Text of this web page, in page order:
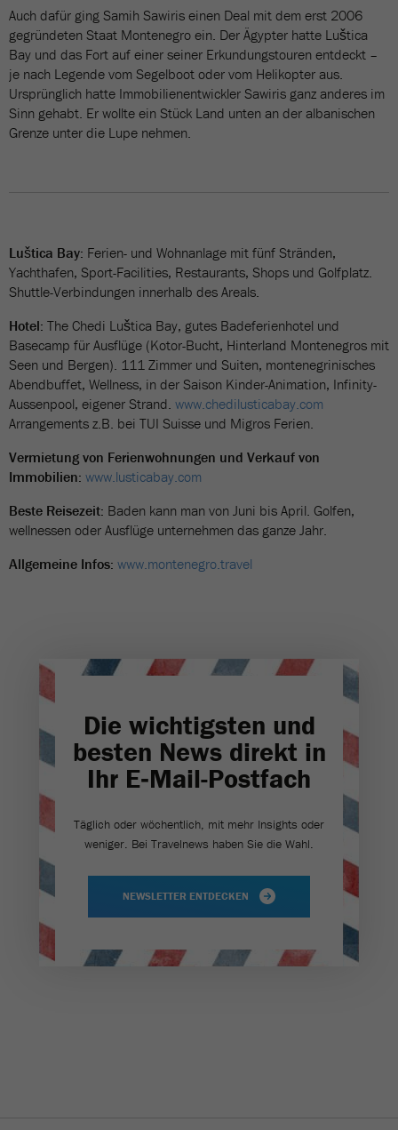
Auch dafür ging Samih Sawiris einen Deal mit dem erst 2006
gegründeten Staat Montenegro ein. Der Ägypter hatte Luštica
Bay und das Fort auf einer seiner Erkundungstouren entdeckt –
je nach Legende vom Segelboot oder vom Helikopter aus.
Ursprünglich hatte Immobilienentwickler Sawiris ganz anderes im
Sinn gehabt. Er wollte ein Stück Land unten an der albanischen
Grenze unter die Lupe nehmen.
Luštica Bay: Ferien- und Wohnanlage mit fünf Stränden,
Yachthafen, Sport-Facilities, Restaurants, Shops und Golfplatz.
Shuttle-Verbindungen innerhalb des Areals.
Hotel: The Chedi Luštica Bay, gutes Badeferienhotel und
Basecamp für Ausflüge (Kotor-Bucht, Hinterland Montenegros mit
Seen und Bergen). 111 Zimmer und Suiten, montenegrinisches
Abendbuffet, Wellness, in der Saison Kinder-Animation, Infinity-
Aussenpool, eigener Strand. www.chedilusticabay.com
Arrangements z.B. bei TUI Suisse und Migros Ferien.
Vermietung von Ferienwohnungen und Verkauf von
Immobilien: www.lusticabay.com
Beste Reisezeit: Baden kann man von Juni bis April. Golfen,
wellnessen oder Ausflüge unternehmen das ganze Jahr.
Allgemeine Infos: www.montenegro.travel
Die wichtigsten und
besten News direkt in
Ihr E‑Mail-Postfach
Täglich oder wöchentlich, mit mehr Insights oder
weniger. Bei Travel­news haben Sie die Wahl.
NEWSLETTER ENTDECKEN